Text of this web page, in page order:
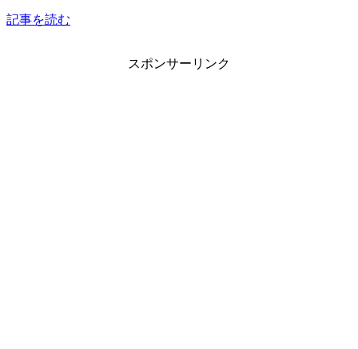
記事を読む
スポンサーリンク